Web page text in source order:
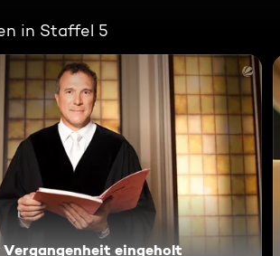
in Staffel 5
Vergangenheit eingeholt